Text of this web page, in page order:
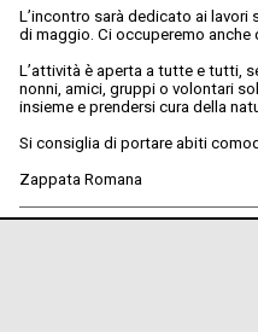
L’incontro sarà dedicato ai
di maggio. Ci occuperemo
L’attività è aperta a tutte e tutti,
nonni, amici, gruppi o volontari
insieme e prendersi cura della
Si consiglia di portare abiti
Zappata Romana